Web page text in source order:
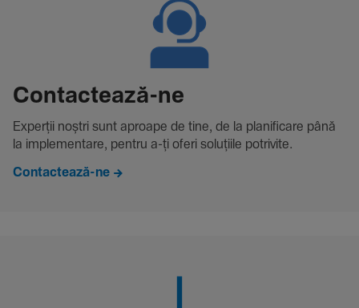
Contac­tează-ne
Experții noștri sunt aproape de tine, de la plani­fi­care până
la imple­men­tare, pentru a-ți oferi solu­țiile potri­vite.
Contactează-ne